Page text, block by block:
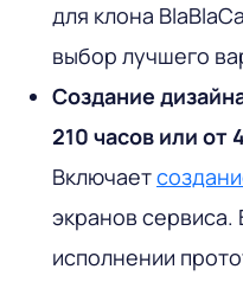
для клона
выбор лучшего
Создание
210 часов или от
Включает
экранов
исполнении